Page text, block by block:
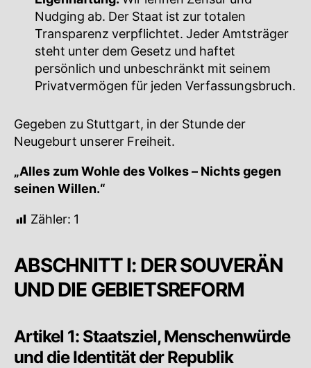
Nudging ab. Der Staat ist zur totalen
Transparenz verpflichtet. Jeder Amtsträger
steht unter dem Gesetz und haftet
persönlich und unbeschränkt mit seinem
Privatvermögen für jeden Verfassungsbruch.
Gegeben zu Stuttgart, in der Stunde der
Neugeburt unserer Freiheit.
„Alles zum Wohle des Volkes – Nichts gegen
seinen Willen.“
Zähler: 1
ABSCHNITT I: DER SOUVERÄN
UND DIE GEBIETSREFORM
Artikel 1: Staatsziel, Menschenwürde
und die Identität der Republik